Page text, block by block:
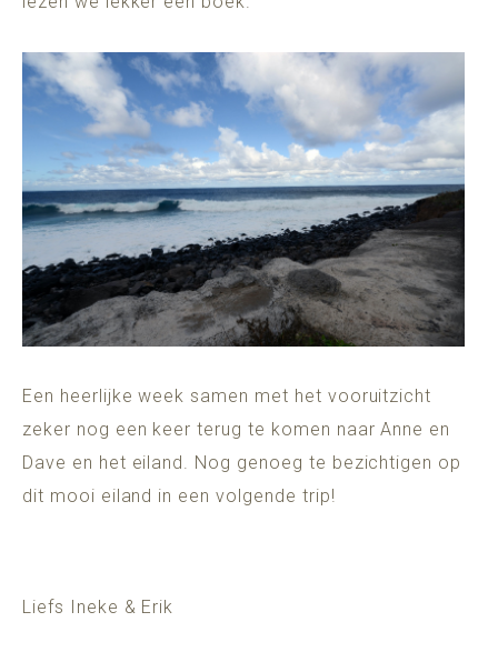
Een heerlijke week samen met het vooruitzicht
zeker nog een keer terug te komen naar Anne en
Dave en het eiland. Nog genoeg te bezichtigen op
dit mooi eiland in een volgende trip!
Liefs Ineke & Erik